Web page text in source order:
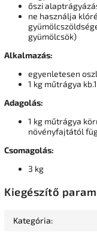
őszi
ne használja
gyümölcsök)
Alkalmazás:
egyenletesen
1 kg műtrágya
Adagolás:
1 kg műtrágya
növényfajtától
Csomagolás:
3 kg
Kiegészítő
Kategória: